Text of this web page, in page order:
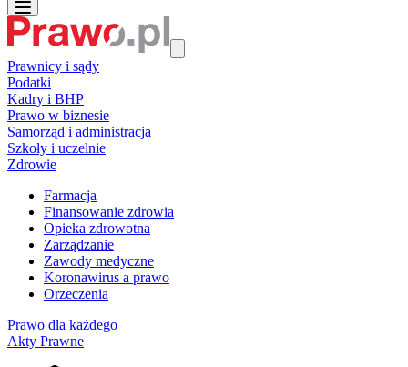
Prawnicy i sądy
Podatki
Kadry i BHP
Prawo w biznesie
Samorząd i administracja
Szkoły i uczelnie
Zdrowie
Farmacja
Finansowanie zdrowia
Opieka zdrowotna
Zarządzanie
Zawody medyczne
Koronawirus a prawo
Orzeczenia
Prawo dla każdego
Akty Prawne